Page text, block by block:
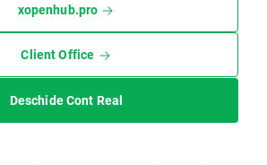
xopenhub.pro
Client Office
Deschide Cont Real